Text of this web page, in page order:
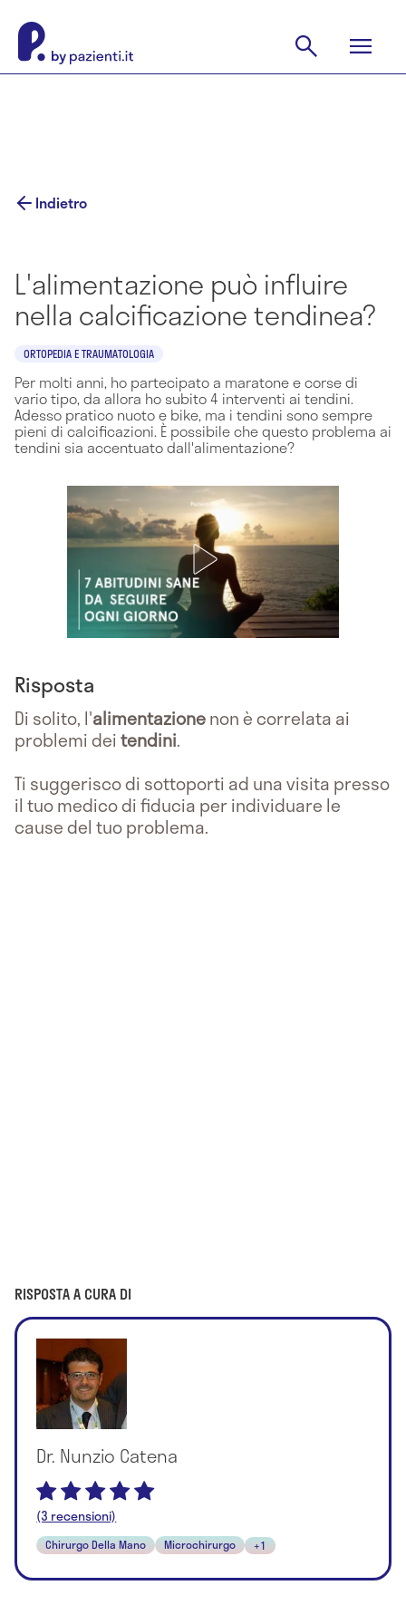
Indietro
L'alimentazione può influire
nella calcificazione tendinea?
ORTOPEDIA E TRAUMATOLOGIA
Per molti anni, ho partecipato a maratone e corse di
vario tipo, da allora ho subito 4 interventi ai tendini.
Adesso pratico nuoto e bike, ma i tendini sono sempre
pieni di calcificazioni. È possibile che questo problema ai
tendini sia accentuato dall'alimentazione?
Risposta
Di solito, l'alimentazionenon è correlata ai
problemi deitendini.
Ti suggerisco di sottoporti ad una visita presso
il tuo medico di fiducia per individuare le
cause del tuo problema.
RISPOSTA A CURA DI
Dr. Nunzio Catena
(3 recensioni)
Chirurgo Della Mano Microchirurgo +1